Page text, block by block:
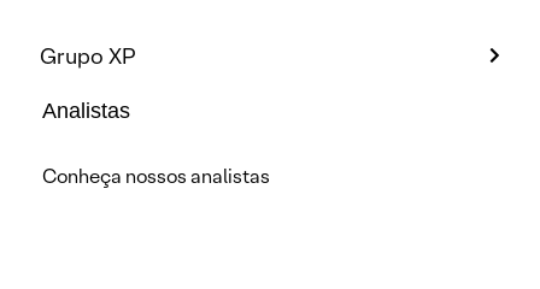
Grupo XP
Analistas
Conheça nossos analistas